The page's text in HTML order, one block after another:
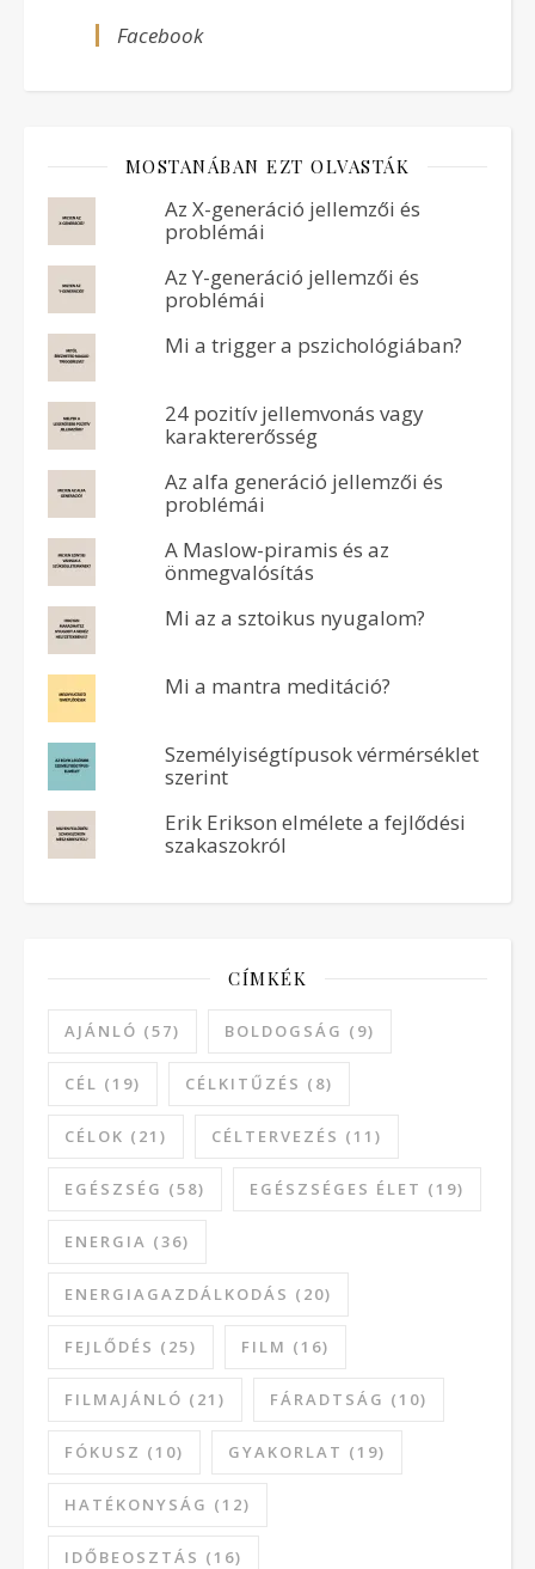
Facebook
MOSTANÁBAN EZT OLVASTÁK
Az X-generáció jellemzői és
problémái
Az Y-generáció jellemzői és
problémái
Mi a trigger a pszichológiában?
24 pozitív jellemvonás vagy
karaktererősség
Az alfa generáció jellemzői és
problémái
A Maslow-piramis és az
önmegvalósítás
Mi az a sztoikus nyugalom?
Mi a mantra meditáció?
Személyiségtípusok vérmérséklet
szerint
Erik Erikson elmélete a fejlődési
szakaszokról
CÍMKÉK
AJÁNLÓ (57) BOLDOGSÁG (9)
CÉL (19) CÉLKITŰZÉS (8)
CÉLOK (21) CÉLTERVEZÉS (11)
EGÉSZSÉG (58) EGÉSZSÉGES ÉLET (19)
ENERGIA (36)
ENERGIAGAZDÁLKODÁS (20)
FEJLŐDÉS (25) FILM (16)
FILMAJÁNLÓ (21) FÁRADTSÁG (10)
FÓKUSZ (10) GYAKORLAT (19)
HATÉKONYSÁG (12)
IDŐBEOSZTÁS (16)